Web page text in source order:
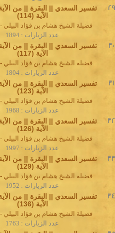
الآية (114)
29
فضيلة الشيخ هشام بن فؤاد البيلي
عدد الزيارات : 1894
الآية (117)
30
فضيلة الشيخ هشام بن فؤاد البيلي
عدد الزيارات : 1804
الآية (123)
31
فضيلة الشيخ هشام بن فؤاد البيلي
عدد الزيارات : 1968
الآية (126)
32
فضيلة الشيخ هشام بن فؤاد البيلي
عدد الزيارات : 1997
الآية (129)
33
فضيلة الشيخ هشام بن فؤاد البيلي
عدد الزيارات : 1952
الآية (136)
34
فضيلة الشيخ هشام بن فؤاد البيلي
عدد الزيارات : 1763